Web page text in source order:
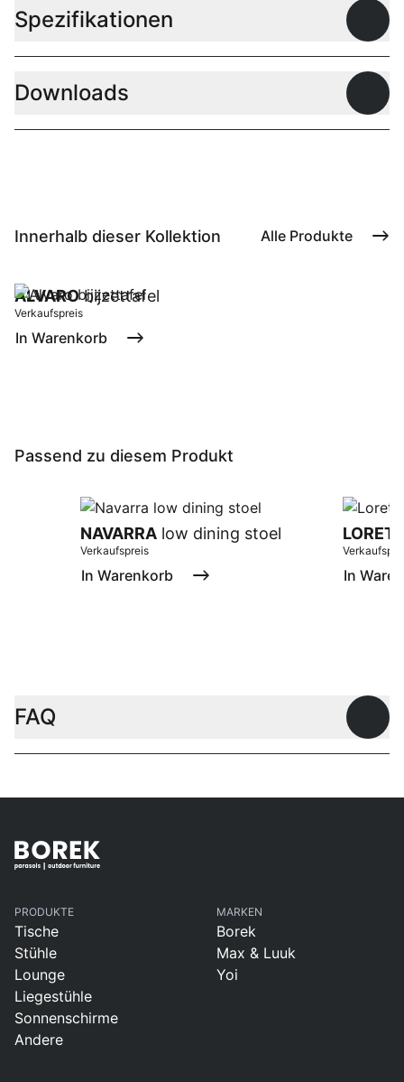
Spezifikationen
Downloads
Innerhalb dieser Kollektion Alle Produkte
ALVARObijzettafel
Verkaufspreis
In Warenkorb
Passend zu diesem Produkt
NAVARRAlow dining stoel
Verkaufspreis
In Warenkorb In
FAQ
PRODUKTE
Tische
Stühle
Lounge
Liegestühle
Sonnenschirme
Andere
MARKEN
Borek
Max & Luuk
Yoi